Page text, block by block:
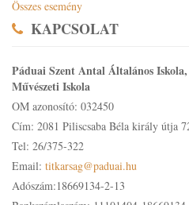
Összes esemény
KAPCSOLAT
Páduai Szent Antal Általános
Művészeti Iskola
OM azonosító: 032450
Cím: 2081 Piliscsaba Béla király útja
Tel: 26/375-322
Email: titkarsag@paduai.hu
Adószám:18669134-2-13